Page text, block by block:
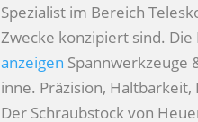
Spezialist im Bereich
Zwecke konzipiert sind.
anzeigen Spannwerkzeuge
inne. Präzision,
Der Schraubstock von